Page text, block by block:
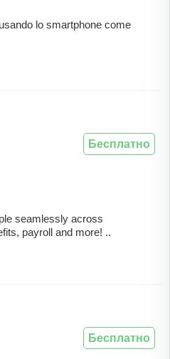
lo smartphone come
seamlessly across
payroll and more! ..
Бесплатно
Бесплатно